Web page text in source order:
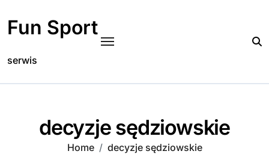
content
Fun Sport
serwis
decyzje sędziowskie
Home decyzje sędziowskie